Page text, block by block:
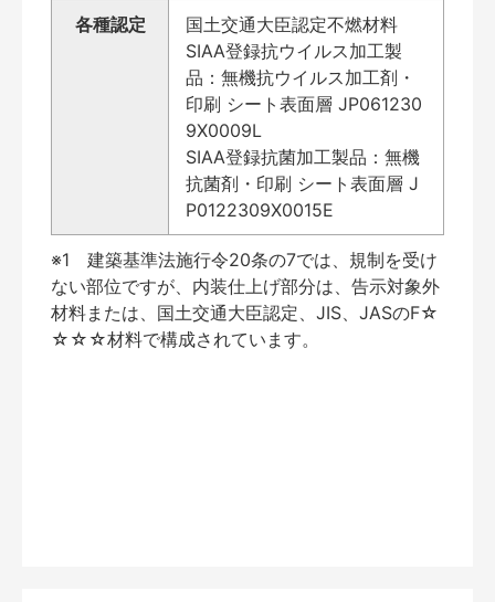
各種認定
国土交通大臣認定不燃材料
SIAA登録抗ウイルス加工製
品：無機抗ウイルス加工剤・
印刷 シート表面層 JP061230
9X0009L
SIAA登録抗菌加工製品：無機
抗菌剤・印刷 シート表面層 J
P0122309X0015E
※1 建築基準法施行令20条の7では、規制を受け
ない部位ですが、内装仕上げ部分は、告示対象外
材料または、国土交通大臣認定、JIS、JASのF☆
☆☆☆材料で構成されています。